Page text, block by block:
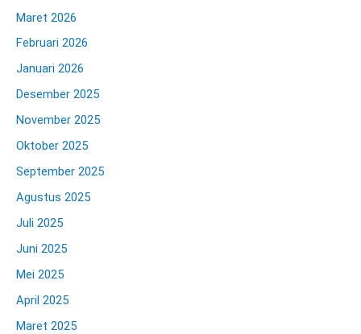
Maret 2026
Februari 2026
Januari 2026
Desember 2025
November 2025
Oktober 2025
September 2025
Agustus 2025
Juli 2025
Juni 2025
Mei 2025
April 2025
Maret 2025